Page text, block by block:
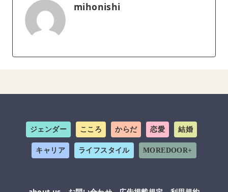
mihonishi
ジェンダー こころ からだ 恋愛 結婚
キャリア ライフスタイル MOREDOOR+